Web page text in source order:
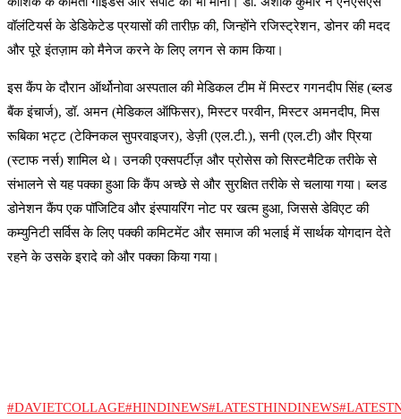
वॉलंटियर्स के डेडिकेटेड प्रयासों की तारीफ़ की, जिन्होंने रजिस्ट्रेशन, डोनर की मदद
और पूरे इंतज़ाम को मैनेज करने के लिए लगन से काम किया।
इस कैंप के दौरान ऑर्थोनोवा अस्पताल की मेडिकल टीम में मिस्टर गगनदीप सिंह (ब्लड
बैंक इंचार्ज), डॉ. अमन (मेडिकल ऑफिसर), मिस्टर परवीन, मिस्टर अमनदीप, मिस
रूबिका भट्ट (टेक्निकल सुपरवाइजर), डेज़ी (एल.टी.), सनी (एल.टी) और प्रिया
(स्टाफ नर्स) शामिल थे। उनकी एक्सपर्टीज़ और प्रोसेस को सिस्टमैटिक तरीके से
संभालने से यह पक्का हुआ कि कैंप अच्छे से और सुरक्षित तरीके से चलाया गया। ब्लड
डोनेशन कैंप एक पॉजिटिव और इंस्पायरिंग नोट पर खत्म हुआ, जिससे डेविएट की
कम्युनिटी सर्विस के लिए पक्की कमिटमेंट और समाज की भलाई में सार्थक योगदान देते
रहने के उसके इरादे को और पक्का किया गया।
#DAVIETCOLLAGE#HINDINEWS#LATESTHINDINEWS